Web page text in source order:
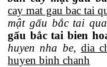
cay mat gau bac tai
mật gấu bắc tai
gấu bắc tai bien
huyen nha be, dia
huyen binh chanh